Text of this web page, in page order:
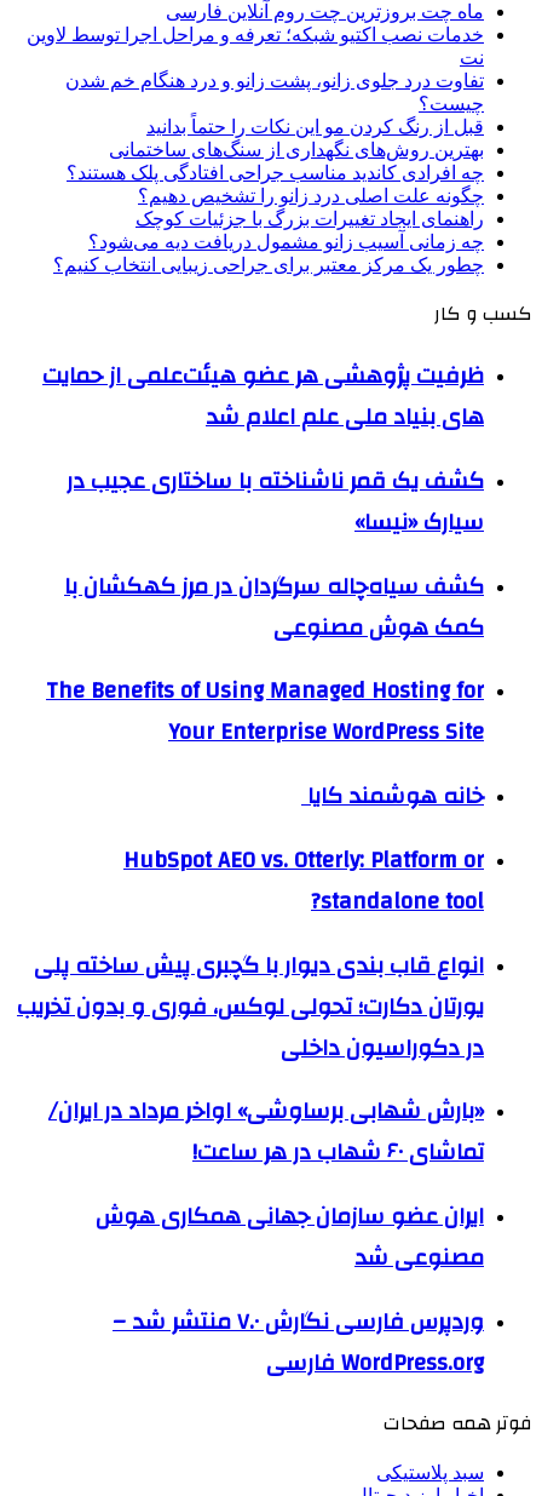
ماه چت بروزترین چت روم آنلاین فارسی
خدمات نصب اکتیو شبکه؛ تعرفه و مراحل اجرا توسط لاوین
نت
تفاوت درد جلوی زانو، پشت زانو و درد هنگام خم شدن
چیست؟
قبل از رنگ کردن مو این نکات را حتماً بدانید
بهترین روش‌های نگهداری از سنگ‌های ساختمانی
چه افرادی کاندید مناسب جراحی افتادگی پلک هستند؟
چگونه علت اصلی درد زانو را تشخیص دهیم؟
راهنمای ایجاد تغییرات بزرگ با جزئیات کوچک
چه زمانی آسیب زانو مشمول دریافت دیه می‌شود؟
چطور یک مرکز معتبر برای جراحی زیبایی انتخاب کنیم؟
کسب و کار
ظرفیت پژوهشی هر عضو هیئت‌علمی از حمایت
های بنیاد ملی علم اعلام شد
کشف یک قمر ناشناخته با ساختاری عجیب در
سیارک «نیسا»
کشف سیاه‌چاله سرگردان در مرز کهکشان با
کمک هوش مصنوعی
The Benefits of Using Managed Hosting for
Your Enterprise WordPress Site
خانه هوشمند کایا
HubSpot AEO vs. Otterly: Platform or
standalone tool?
انواع قاب بندی دیوار با گچبری پیش ساخته پلی
یورتان دکارت؛ تحولی لوکس، فوری و بدون تخریب
در دکوراسیون داخلی
«بارش شهابی برساوشی» اواخر مرداد در ایران/
تماشای ۶۰ شهاب در هر ساعت!
ایران عضو سازمان جهانی همکاری هوش
مصنوعی شد
وردپرس فارسی نگارش ۷.۰ منتشر شد –
WordPress.org فارسی
فوتر همه صفحات
سبد پلاستیکی